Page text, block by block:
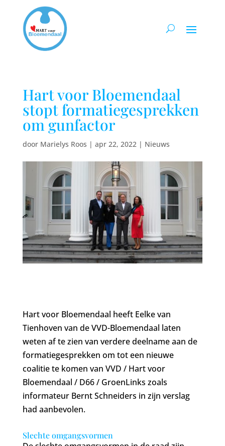
Hart voor Bloemendaal
stopt formatiegesprekken
om gunfactor
door Marielys Roos | apr 22, 2022 | Nieuws
Hart voor Bloemendaal heeft Eelke van
Tienhoven van de VVD-Bloemendaal laten
weten af te zien van verdere deelname aan de
formatiegesprekken om tot een nieuwe
coalitie te komen van VVD / Hart voor
Bloemendaal / D66 / GroenLinks zoals
informateur Bernt Schneiders in zijn verslag
had aanbevolen.
Slechte omgangsvormen